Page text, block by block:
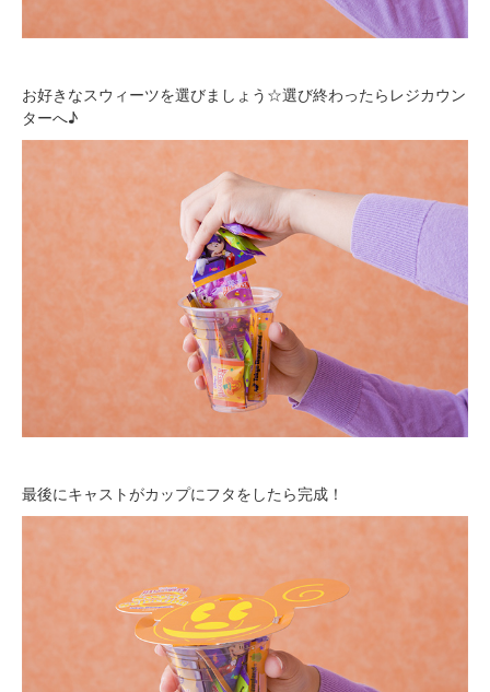
お好きなスウィーツを選びましょう☆選び終わったらレジカウン
ターへ♪
最後にキャストがカップにフタをしたら完成！